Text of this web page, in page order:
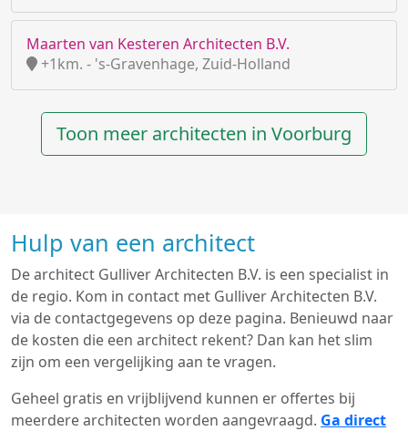
Maarten van Kesteren Architecten B.V.
+1km. - 's-Gravenhage, Zuid-Holland
Toon meer architecten in Voorburg
Hulp van een architect
De architect Gulliver Architecten B.V. is een specialist in
de regio. Kom in contact met Gulliver Architecten B.V.
via de contactgegevens op deze pagina. Benieuwd naar
de kosten die een architect rekent? Dan kan het slim
zijn om een vergelijking aan te vragen.
Geheel gratis en vrijblijvend kunnen er offertes bij
meerdere architecten worden aangevraagd. Ga direct